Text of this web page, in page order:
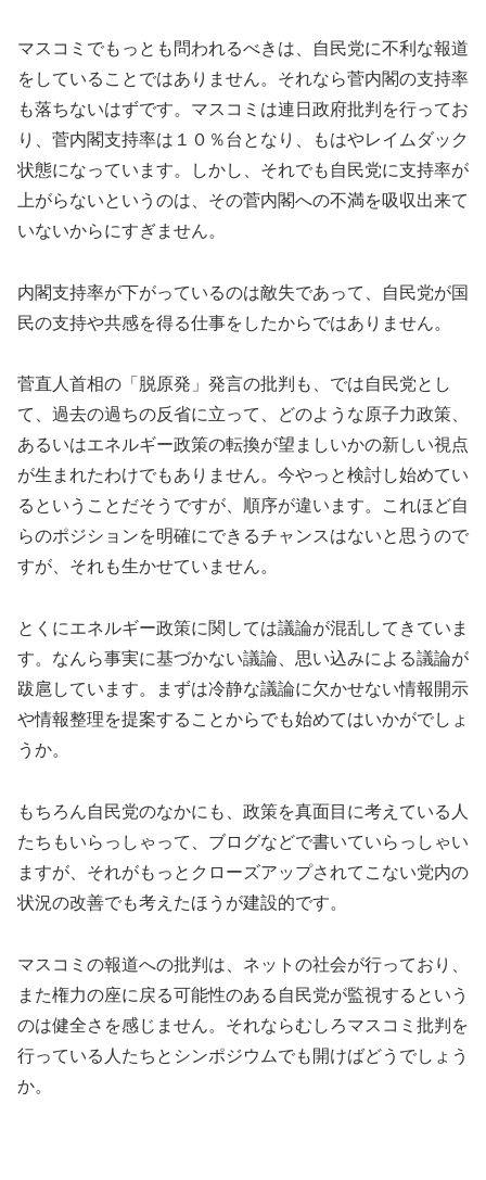
マスコミでもっとも問われるべきは、自民党に不利な報道
をしていることではありません。それなら菅内閣の支持率
も落ちないはずです。マスコミは連日政府批判を行ってお
り、菅内閣支持率は１０％台となり、もはやレイムダック
状態になっています。しかし、それでも自民党に支持率が
上がらないというのは、その菅内閣への不満を吸収出来て
いないからにすぎません。
内閣支持率が下がっているのは敵失であって、自民党が国
民の支持や共感を得る仕事をしたからではありません。
菅直人首相の「脱原発」発言の批判も、では自民党とし
て、過去の過ちの反省に立って、どのような原子力政策、
あるいはエネルギー政策の転換が望ましいかの新しい視点
が生まれたわけでもありません。今やっと検討し始めてい
るということだそうですが、順序が違います。これほど自
らのポジションを明確にできるチャンスはないと思うので
すが、それも生かせていません。
とくにエネルギー政策に関しては議論が混乱してきていま
す。なんら事実に基づかない議論、思い込みによる議論が
跋扈しています。まずは冷静な議論に欠かせない情報開示
や情報整理を提案することからでも始めてはいかがでしょ
うか。
もちろん自民党のなかにも、政策を真面目に考えている人
たちもいらっしゃって、ブログなどで書いていらっしゃい
ますが、それがもっとクローズアップされてこない党内の
状況の改善でも考えたほうが建設的です。
マスコミの報道への批判は、ネットの社会が行っており、
また権力の座に戻る可能性のある自民党が監視するという
のは健全さを感じません。それならむしろマスコミ批判を
行っている人たちとシンポジウムでも開けばどうでしょう
か。